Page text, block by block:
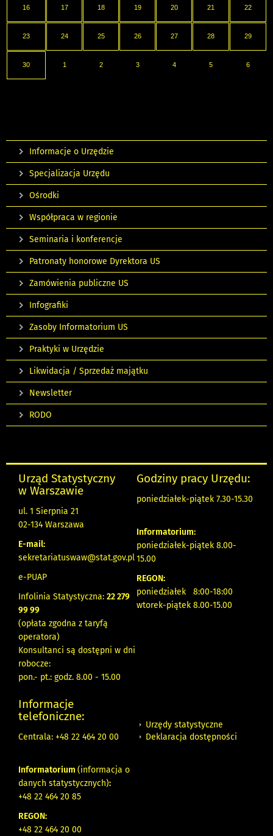
16 17 18 19 20 21 22
23 24 25 26 27 28 29
30 1 2 3 4 5 6
Informacje o Urzędzie
Specjalizacja Urzędu
Ośrodki
Współpraca w regionie
Seminaria i konferencje
Patronaty honorowe Dyrektora US
Zamówienia publiczne US
Infografiki
Zasoby Informatorium US
Praktyki w Urzędzie
Likwidacja / Sprzedaż majątku
Newsletter
RODO
Urząd Statystyczny
w Warszawie
ul. 1 Sierpnia 21
02-134 Warszawa
E-mail:
sekretariatuswaw@stat.gov.pl
e-PUAP
Infolinia Statystyczna: 22 279
99 99
(opłata zgodna z taryfą
operatora)
Konsultanci są dostępni w dni
robocze:
pon.- pt.: godz. 8.00 - 15.00
Godziny pracy Urzędu:
poniedziałek-piątek 7.30-15.30
Informatorium:
poniedziałek-piątek 8.00-
15.00
REGON:
poniedziałek 8:00-18:00
wtorek-piątek 8.00-15.00
Informacje
telefoniczne:
Centrala: +48 22 464 20 00
Informatorium (informacja o
danych statystycznych):
+48 22 464 20 85
REGON:
+48 22 464 20 00
Urzędy statystyczne
Deklaracja dostępności